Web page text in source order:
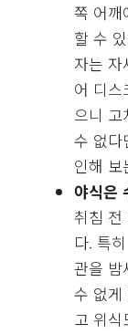
쪽 어깨
할 수
자는 자
어 디스
으니 고
수 없다
인해 보
야식은
취침 전
다. 특
관을 밤
수 없게
고 위